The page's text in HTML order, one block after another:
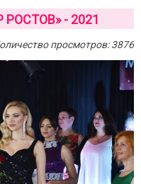
- 2021
просмотров: 3876